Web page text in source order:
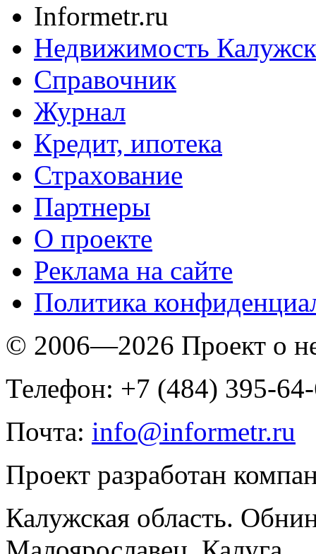
Informetr.ru
Недвижимость
Справочник
Журнал
Кредит, ипотека
Страхование
Партнеры
O проекте
Реклама на сайте
Политика
© 2006—2026 Проект о
Телефон: +7 (484) 395-
Почта: info@informetr.ru
Проект разработан
Калужская область.